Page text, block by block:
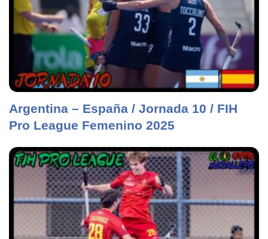
Argentina – España / Jornada 10 / FIH
Pro League Femenino 2025